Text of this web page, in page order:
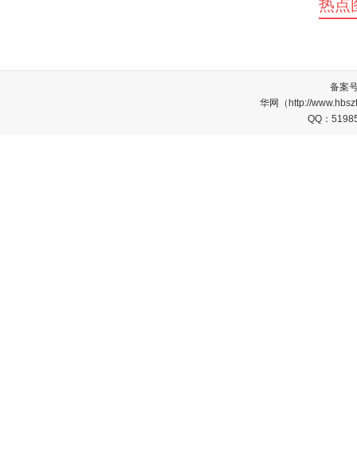
热点
备案
华网（http://
QQ：